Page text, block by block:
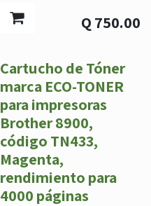
Q 750.00
Cartucho de Tóner
marca ECO-TONER
para impresoras
Brother 8900,
código TN433,
Magenta,
rendimiento para
4000 páginas